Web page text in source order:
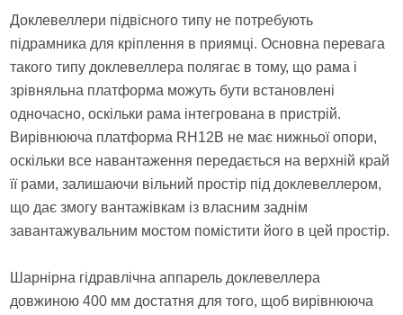
Доклевеллери підвісного типу не потребують
підрамника для кріплення в приямці. Основна перевага
такого типу доклевеллера полягає в тому, що рама і
зрівняльна платформа можуть бути встановлені
одночасно, оскільки рама інтегрована в пристрій.
Вирівнююча платформа RH12B не має нижньої опори,
оскільки все навантаження передається на верхній край
її рами, залишаючи вільний простір під доклевеллером,
що дає змогу вантажівкам із власним заднім
завантажувальним мостом помістити його в цей простір.
Шарнірна гідравлічна аппарель доклевеллера
довжиною 400 мм достатня для того, щоб вирівнююча